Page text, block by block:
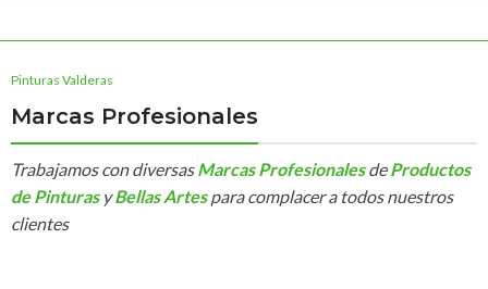
Pinturas Valderas
Marcas Profesionales
Trabajamos con diversasMarcas Profesionales deProductos
de Pinturas yBellas Artespara complacer a todos nuestros
clientes